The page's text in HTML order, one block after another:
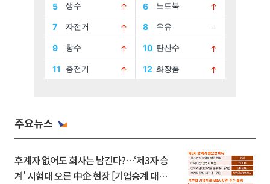
주요뉴스
후계자 없어도 회사는 남긴다?…‘제3자 승
계’ 시험대 오른 中企 현장 [기업승계 대전